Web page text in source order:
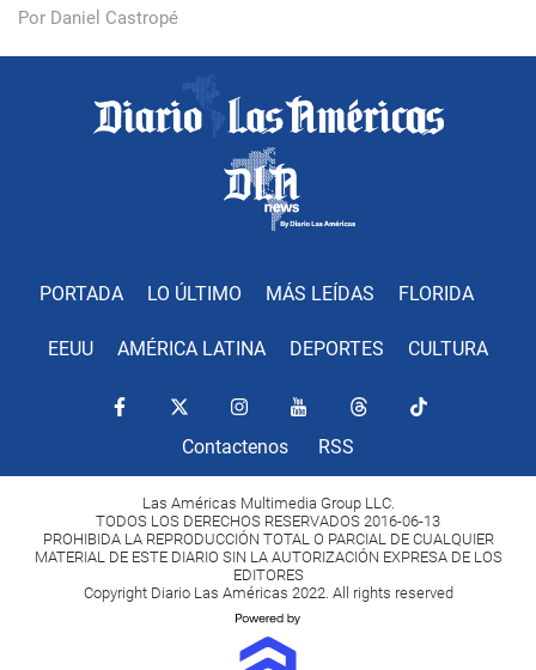
Por Daniel Castropé
PORTADA LO ÚLTIMO MÁS LEÍDAS FLORIDA
EEUU AMÉRICA LATINA DEPORTES CULTURA
Contactenos RSS
Las Américas Multimedia Group LLC.
TODOS LOS DERECHOS RESERVADOS 2016-06-13
PROHIBIDA LA REPRODUCCIÓN TOTAL O PARCIAL DE CUALQUIER
MATERIAL DE ESTE DIARIO SIN LA AUTORIZACIÓN EXPRESA DE LOS
EDITORES
Copyright Diario Las Américas 2022. All rights reserved